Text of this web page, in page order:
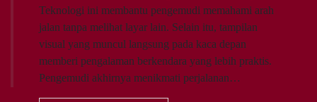
Teknologi ini membantu pengemudi memahami arah
jalan tanpa melihat layar lain. Selain itu, tampilan
visual yang muncul langsung pada kaca depan
memberi pengalaman berkendara yang lebih praktis.
Pengemudi akhirnya menikmati perjalanan…